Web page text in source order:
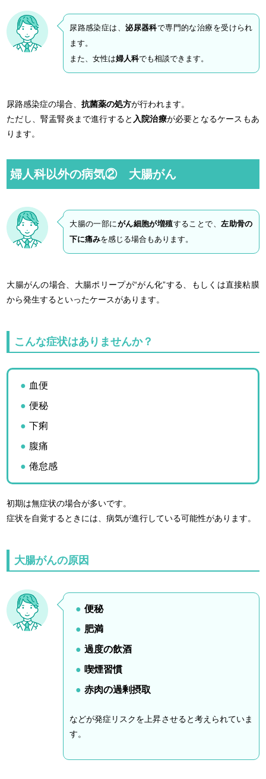
尿路感染症は、泌尿器科で専門的な治療を受けられ
ます。
また、女性は婦人科でも相談できます。
尿路感染症の場合、抗菌薬の処方が行われます。
ただし、腎盂腎炎まで進行すると 入院治療が必要となるケースもあ
ります。
婦人科以外の病気② 大腸がん
大腸の一部にがん細胞が増殖することで、左助骨の
下に痛みを感じる場合もあります。
大腸がんの場合、大腸ポリープが“がん化”する、もしくは直接粘膜
から発生するといったケースがあります。
こんな症状はありませんか？
血便
便秘
下痢
腹痛
倦怠感
初期は無症状の場合が多いです。
症状を自覚するときには、病気が進行している可能性があります。
大腸がんの原因
便秘
肥満
過度の飲酒
喫煙習慣
赤肉の過剰摂取
などが発症リスクを上昇させると考えられていま
す。